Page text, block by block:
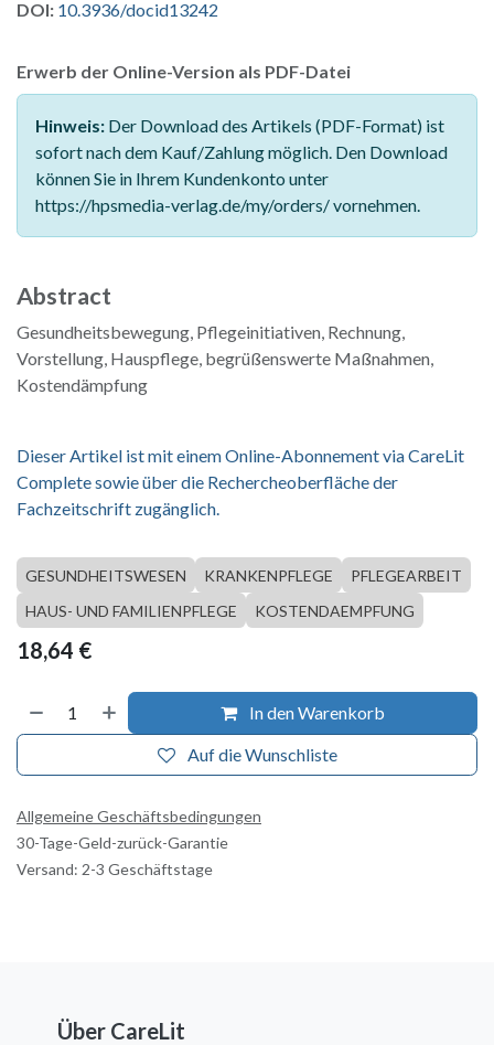
DOI: 10.3936/docid13242
Erwerb der Online-Version als PDF-Datei
Hinweis: Der Download des Artikels (PDF-Format) ist
sofort nach dem Kauf/Zahlung möglich. Den Download
können Sie in Ihrem Kundenkonto unter
https://hpsmedia-verlag.de/my/orders/ vornehmen.
Abstract
Gesundheitsbewegung, Pflegeinitiativen, Rechnung,
Vorstellung, Hauspflege, begrüßenswerte Maßnahmen,
Kostendämpfung
Dieser Artikel ist mit einem Online-Abonnement via CareLit
Complete sowie über die Rechercheoberfläche der
Fachzeitschrift zugänglich.
GESUNDHEITSWESEN KRANKENPFLEGE
PFLEGEARBEIT
HAUS- UND FAMILIENPFLEGE
KOSTENDAEMPFUNG
18,64 €
In den Warenkorb
Auf die Wunschliste
Allgemeine Geschäftsbedingungen
30-Tage-Geld-zurück-Garantie
Versand: 2-3 Geschäftstage
Über CareLit